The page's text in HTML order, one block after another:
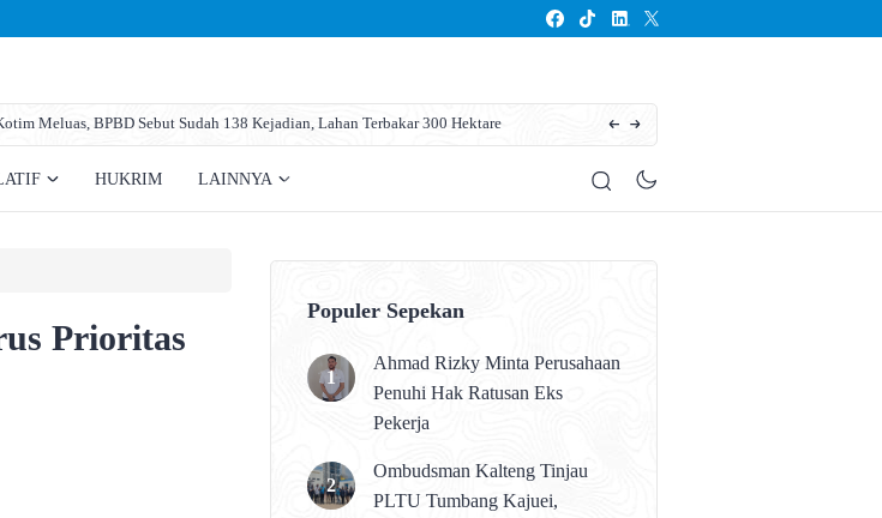
Meluas, BPBD Sebut Sudah 138 Kejadian, Lahan Terbakar 300 Hektare Dukung Gerakan Ketahanan Pangan. Bupati
HUKRIM LAINNYA
Prioritas
Populer Sepekan
Ahmad Rizky Minta Perusahaan
Penuhi Hak Ratusan Eks
Pekerja
Ombudsman Kalteng Tinjau
PLTU Tumbang Kajuei,